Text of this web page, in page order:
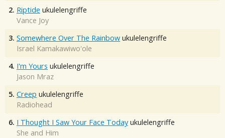
2. Riptide ukulelengriffe
Vance Joy
3. Somewhere Over The Rainbow ukulelengriffe
Israel Kamakawiwo'ole
4. I'm Yours ukulelengriffe
Jason Mraz
5. Creep ukulelengriffe
Radiohead
6. I Thought I Saw Your Face Today ukulelengriffe
She and Him